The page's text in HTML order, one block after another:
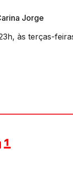
Jorge
às terças-